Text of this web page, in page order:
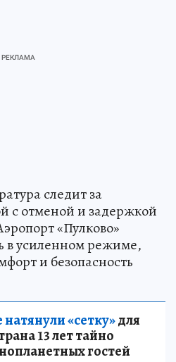
следит за
с отменой и задержкой
«Пулково»
в усиленном режиме,
и безопасность
«сетку»для
13 лет тайно
гостей